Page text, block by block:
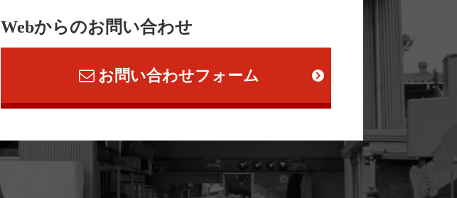
Webからのお問い合わせ
お問い合わせフォーム